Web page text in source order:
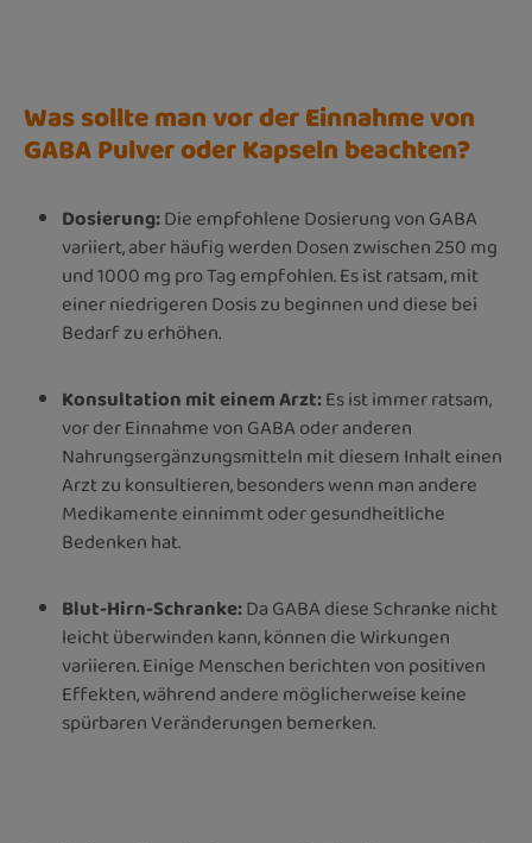
Was sollte man vor der Einnahme von
GABA Pulver oder Kapseln beachten?
Dosierung:Die empfohlene Dosierung von GABA
variiert, aber häufig werden Dosen zwischen 250 mg
und 1000 mg pro Tag empfohlen. Es ist ratsam, mit
einer niedrigeren Dosis zu beginnen und diese bei
Bedarf zu erhöhen.
Konsultation mit einem Arzt:Es ist immer ratsam,
vor der Einnahme von GABA oder anderen
Nahrungsergänzungsmitteln mit diesem Inhalt einen
Arzt zu konsultieren, besonders wenn man andere
Medikamente einnimmt oder gesundheitliche
Bedenken hat.
Blut-Hirn-Schranke:Da GABA diese Schranke nicht
leicht überwinden kann, können die Wirkungen
variieren. Einige Menschen berichten von positiven
Effekten, während andere möglicherweise keine
spürbaren Veränderungen bemerken.